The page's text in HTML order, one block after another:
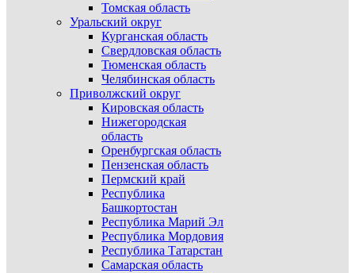
Томская область
Уральский округ
Курганская область
Свердловская область
Тюменская область
Челябинская область
Приволжский округ
Кировская область
Нижегородская
область
Оренбургская область
Пензенская область
Пермский край
Республика
Башкортостан
Республика Марий Эл
Республика Мордовия
Республика Татарстан
Самарская область